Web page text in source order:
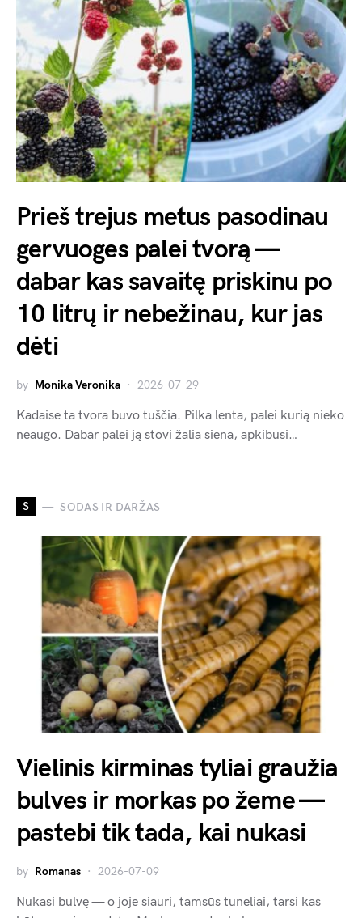
Prieš trejus metus pasodinau
gervuoges palei tvorą —
dabar kas savaitę priskinu po
10 litrų ir nebežinau, kur jas
dėti
by Monika Veronika 2026-07-29
Kadaise ta tvora buvo tuščia. Pilka lenta, palei kurią nieko
neaugo. Dabar palei ją stovi žalia siena, apkibusi…
S SODAS IR DARŽAS
Vielinis kirminas tyliai graužia
bulves ir morkas po žeme —
pastebi tik tada, kai nukasi
by Romanas 2026-07-09
Nukasi bulvę — o joje siauri, tamsūs tuneliai, tarsi kas